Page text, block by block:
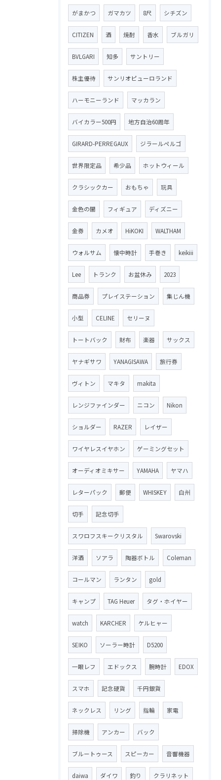
がまかつ ガマカツ 8尺 シチズン
CITIZEN 酒 焼酎 香水 ブルガリ
BVLGARI 知多 サントリー
株主優待 サンリオピューロランド
ハーモニーランド マッカラン
バイカラー500円 地方自治60周年
GIRARD-PERREGAUX ジラールペルゴ
世界限定品 希少品 ホットウィール
クラシックカー おもちゃ 玩具
金色の闇 フィギュア ディズニー
金券 カメオ HiKOKI WALTHAM
ウォルサム 懐中時計 手巻き keikiii
Lee トランク お盆休み 2023
商品券 プレイステーション 集じん機
小型 CELINE セリーヌ
トートバック 財布 楽器 サックス
ヤナギサワ YANAGISAWA 旅行券
ヴィトン マキタ makita
レンジファインダー ニコン Nikon
ショルダー RAZER レイザー
ワイヤレスイヤホン ゲーミングセット
オーディオミキサー YAMAHA ヤマハ
レターパック 郵便 WHISKEY 白州
切手 記念切手
スワロフスキークリスタル Swarovski
洋酒 ソアラ 陶器ボトル Coleman
コールマン ランタン gold
キャンプ TAG Heuer タグ・ホイヤー
watch KARCHER ケルヒャー
SEIKO ソーラー時計 D5200
一眼レフ エドックス 腕時計 EDOX
スマホ 記念硬貨 千円銀貨
ネックレス リング 指輪 家電
掃除機 アンカー バック
ブルートゥース スピーカー 音響機器
daiwa ダイワ 釣り クラリネット